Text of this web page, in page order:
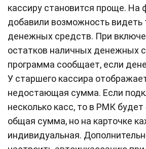
кассиру становится проще.
добавили возможность видеть
денежных средств. При
остатков наличных денежных
программа сообщает, если
У старшего кассира
недостающая сумма. Если
несколько касс, то в РМК
общая сумма, но на карточке
индивидуальная.